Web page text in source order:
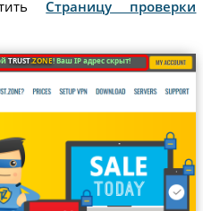
Страницу проверки
TRUST.ZONE! Ваш IP адрес скрыт!